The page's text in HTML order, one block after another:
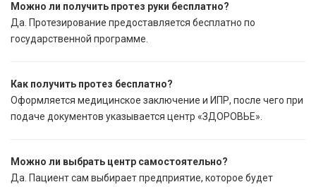
Можно ли получить протез руки бесплатно?
Да. Протезирование предоставляется бесплатно по
государственной программе.
Как получить протез бесплатно?
Оформляется медицинское заключение и ИПР, после чего при
подаче документов указывается центр «ЗДОРОВЬЕ».
Можно ли выбрать центр самостоятельно?
Да. Пациент сам выбирает предприятие, которое будет